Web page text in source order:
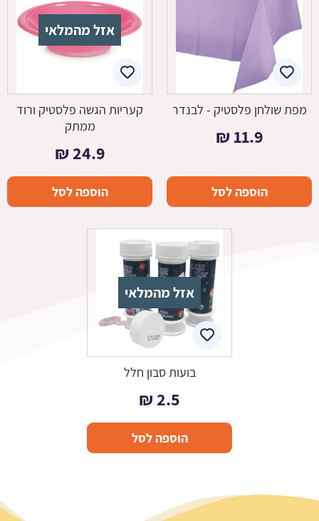
מפת שולחן פלסטיק - לבנדר
11.9
₪
הוספה לסל
אזל מהמלאי
קעריות הגשה פלסטיק ורוד
ממתק
24.9
₪
הוספה לסל
אזל מהמלאי
בועות סבון חלל
2.5
₪
הוספה לסל